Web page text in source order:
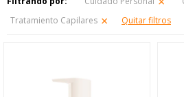
Tratamiento Capilares
Quitar filtros